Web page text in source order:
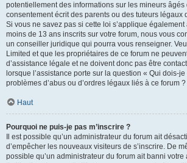
potentiellement des informations sur les mineurs âgés
consentement écrit des parents ou des tuteurs légaux
Si vous ne savez pas si cette loi s’applique
moins de 13 ans inscrits sur votre forum, nous vous
un conseiller juridique qui pourra vous renseigner.
Limited et que les propriétaires de ce forum ne
d’assistance légale et ne doivent donc pas être
lorsque l’assistance porte sur la question « Qui dois-
problèmes d’abus ou d’ordres légaux liés à ce forum ?
Haut
Pourquoi ne puis-je pas m’inscrire ?
Il est possible qu’un administrateur du forum ait
d’empêcher les nouveaux visiteurs de s’inscrire. De
possible qu’un administrateur du forum ait banni votre